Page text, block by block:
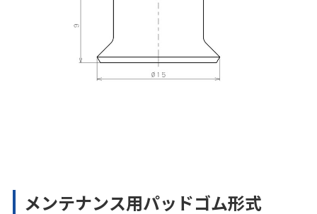
メンテナンス用パッドゴム形式